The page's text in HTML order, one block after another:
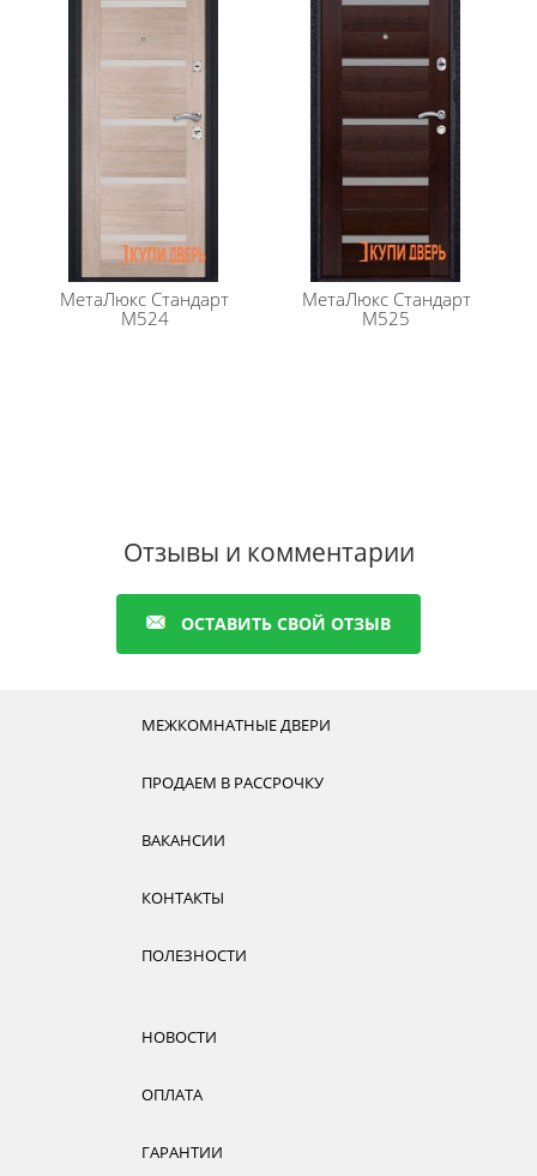
Полотно двери оснащено мощными
противосъемными ригелями диаметром 14 мм (2
шт)
Особый профиль полотна: края полотна
завальцованы, что придает дополнительную
жесткость и исключает вскрытие двери силовым
Безмолдинговая система крепления внутренней
панели позволяет добитьсябезупречного внешнего
вида изделия. Особая конфигурация профиля
полотна дает возможность осуществить замену
внутренней панели при необходимости
Количество контуров уплотнения: 2 контура
уплотнения (D контур на коробе и двойной Е контур
металлические двери Металюкс.
МетаЛюкс Стандарт
M524
МетаЛюксСтандарт
М525
Отзывы и комментарии
ОСТАВИТЬ СВОЙ ОТЗЫВ
МЕЖКОМНАТНЫЕ ДВЕРИ
ПРОДАЕМ В РАССРОЧКУ
ВАКАНСИИ
КОНТАКТЫ
ПОЛЕЗНОСТИ
НОВОСТИ
ОПЛАТА
ГАРАНТИИ